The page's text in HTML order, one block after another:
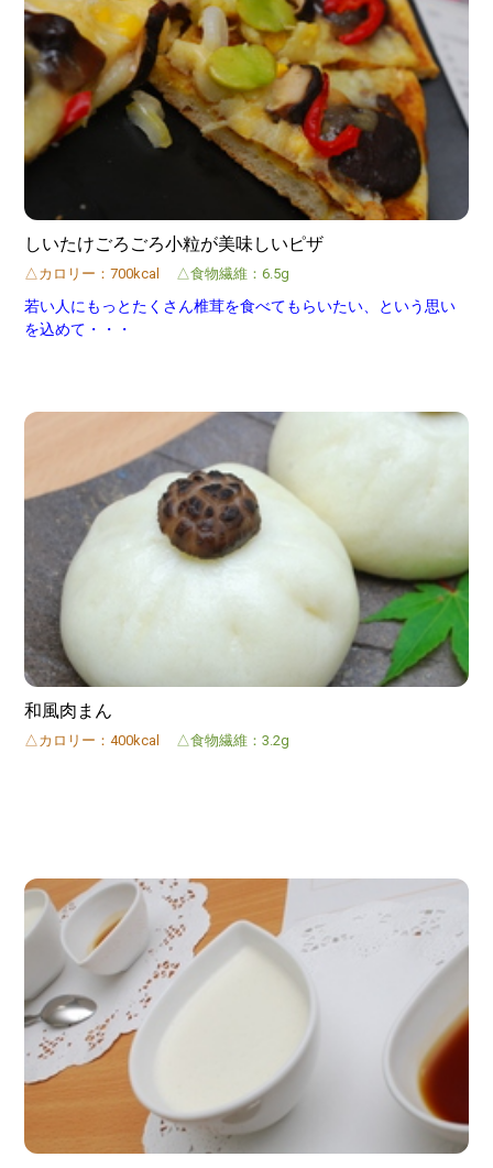
しいたけごろごろ小粒が美味しいピザ
△カロリー：700kcal △食物繊維：6.5g
若い人にもっとたくさん椎茸を食べてもらいたい、という思い
を込めて・・・
和風肉まん
△カロリー：400kcal △食物繊維：3.2g